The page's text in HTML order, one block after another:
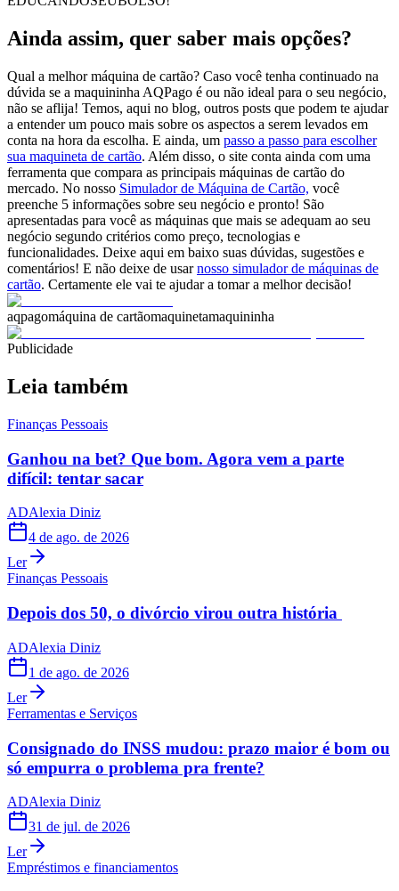
Ainda assim, quer saber mais opções?
Qual a melhor máquina de cartão? Caso você tenha continuado na
dúvida se a maquininha AQPago é ou não ideal para o seu negócio,
não se aflija! Temos, aqui no blog, outros posts que podem te ajudar
a entender um pouco mais sobre os aspectos a serem levados em
conta na hora da escolha. E ainda, um passo a passo para escolher
sua maquineta de cartão. Além disso, o site conta ainda com uma
ferramenta que compara as principais máquinas de cartão do
mercado. No nosso Simulador de Máquina de Cartão, você
preenche 5 informações sobre seu negócio e pronto! São
apresentadas para você as máquinas que mais se adequam ao seu
negócio segundo critérios como preço, tecnologias e
funcionalidades. Deixe aqui em baixo suas dúvidas, sugestões e
comentários! E não deixe de usarnosso simulador de máquinas de
cartão. Certamente ele vai te ajudar a tomar a melhor decisão!
aqpagomáquina de cartãomaquinetamaquininha
Publicidade
Leia também
Finanças Pessoais
Ganhou na bet? Que bom. Agora vem a parte
difícil: tentar sacar
ADAlexia Diniz
4 de ago. de 2026
Ler
Finanças Pessoais
Depois dos 50, o divórcio virou outra história
ADAlexia Diniz
1 de ago. de 2026
Ler
Ferramentas e Serviços
Consignado do INSS mudou: prazo maior é bom ou
só empurra o problema pra frente?
ADAlexia Diniz
31 de jul. de 2026
Ler
Empréstimos e financiamentos